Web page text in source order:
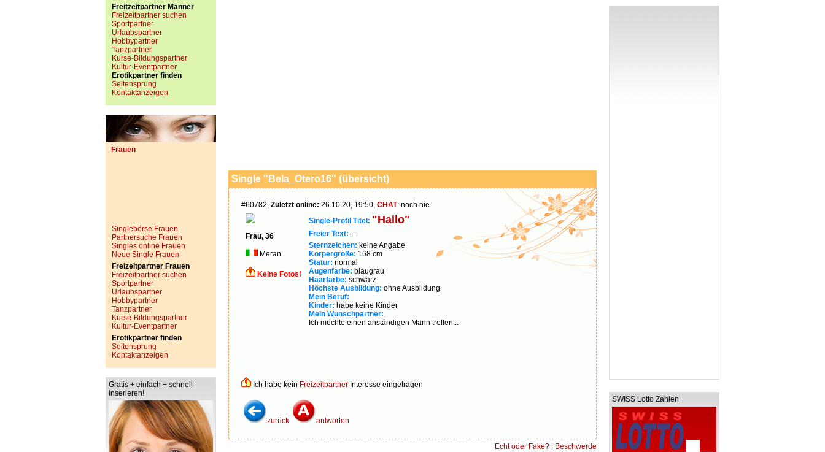
Freitzeitpartner Männer
Freizeitpartner suchen
Sportpartner
Urlaubspartner
Hobbypartner
Tanzpartner
Kurse-Bildungspartner
Kultur-Eventpartner
Erotikpartner finden
Seitensprung
Kontaktanzeigen
Frauen
Singlebörse Frauen
Partnersuche Frauen
Singles online Frauen
Neue Single Frauen
Freizeitpartner Frauen
Freizeitpartner suchen
Sportpartner
Urlaubspartner
Hobbypartner
Tanzpartner
Kurse-Bildungspartner
Kultur-Eventpartner
Erotikpartner finden
Seitensprung
Kontaktanzeigen
Gratis + einfach + schnell
inserieren!
Single "Bela_Otero16" (übersicht)
#60782, Zuletzt online: 26.10.20, 19:50, CHAT: noch nie.
Frau, 36
Meran
Keine Fotos!
Single-Profil Titel: "Hallo"
Freier Text: ...
Sternzeichen: keine Angabe
Körpergröße: 168 cm
Statur: normal
Augenfarbe: blaugrau
Haarfarbe: schwarz
Höchste Ausbildung: ohne Ausbildung
Mein Beruf:
Kinder: habe keine Kinder
Mein Wunschpartner:
Ich möchte einen anständigen Mann treffen...
Ich habe kein Freizeitpartner Interesse eingetragen
zurück antworten
Echt oder Fake? Beschwerde
SWISS Lotto Zahlen